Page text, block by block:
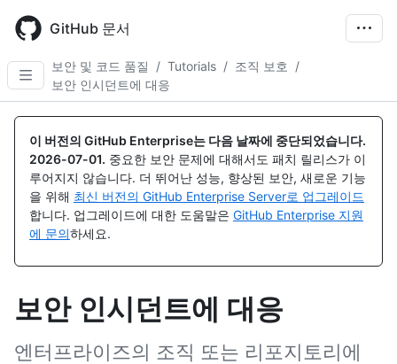
main
content
GitHub 문서
보안 및 코드 품질 / Tutorials / 조직 보호 /
보안 인시던트에 대응
이 버전의 GitHub Enterprise는 다음 날짜에 중단되었습니다.
2026-07-01. 중요한 보안 문제에 대해서도 패치 릴리스가 이
루어지지 않습니다. 더 뛰어난 성능, 향상된 보안, 새로운 기능
을 위해 최신 버전의 GitHub Enterprise Server로 업그레이드
합니다. 업그레이드에 대한 도움말은 GitHub Enterprise 지원
에 문의하세요.
보안 인시던트에 대응
엔터프라이즈의 조직 또는 리포지토리에